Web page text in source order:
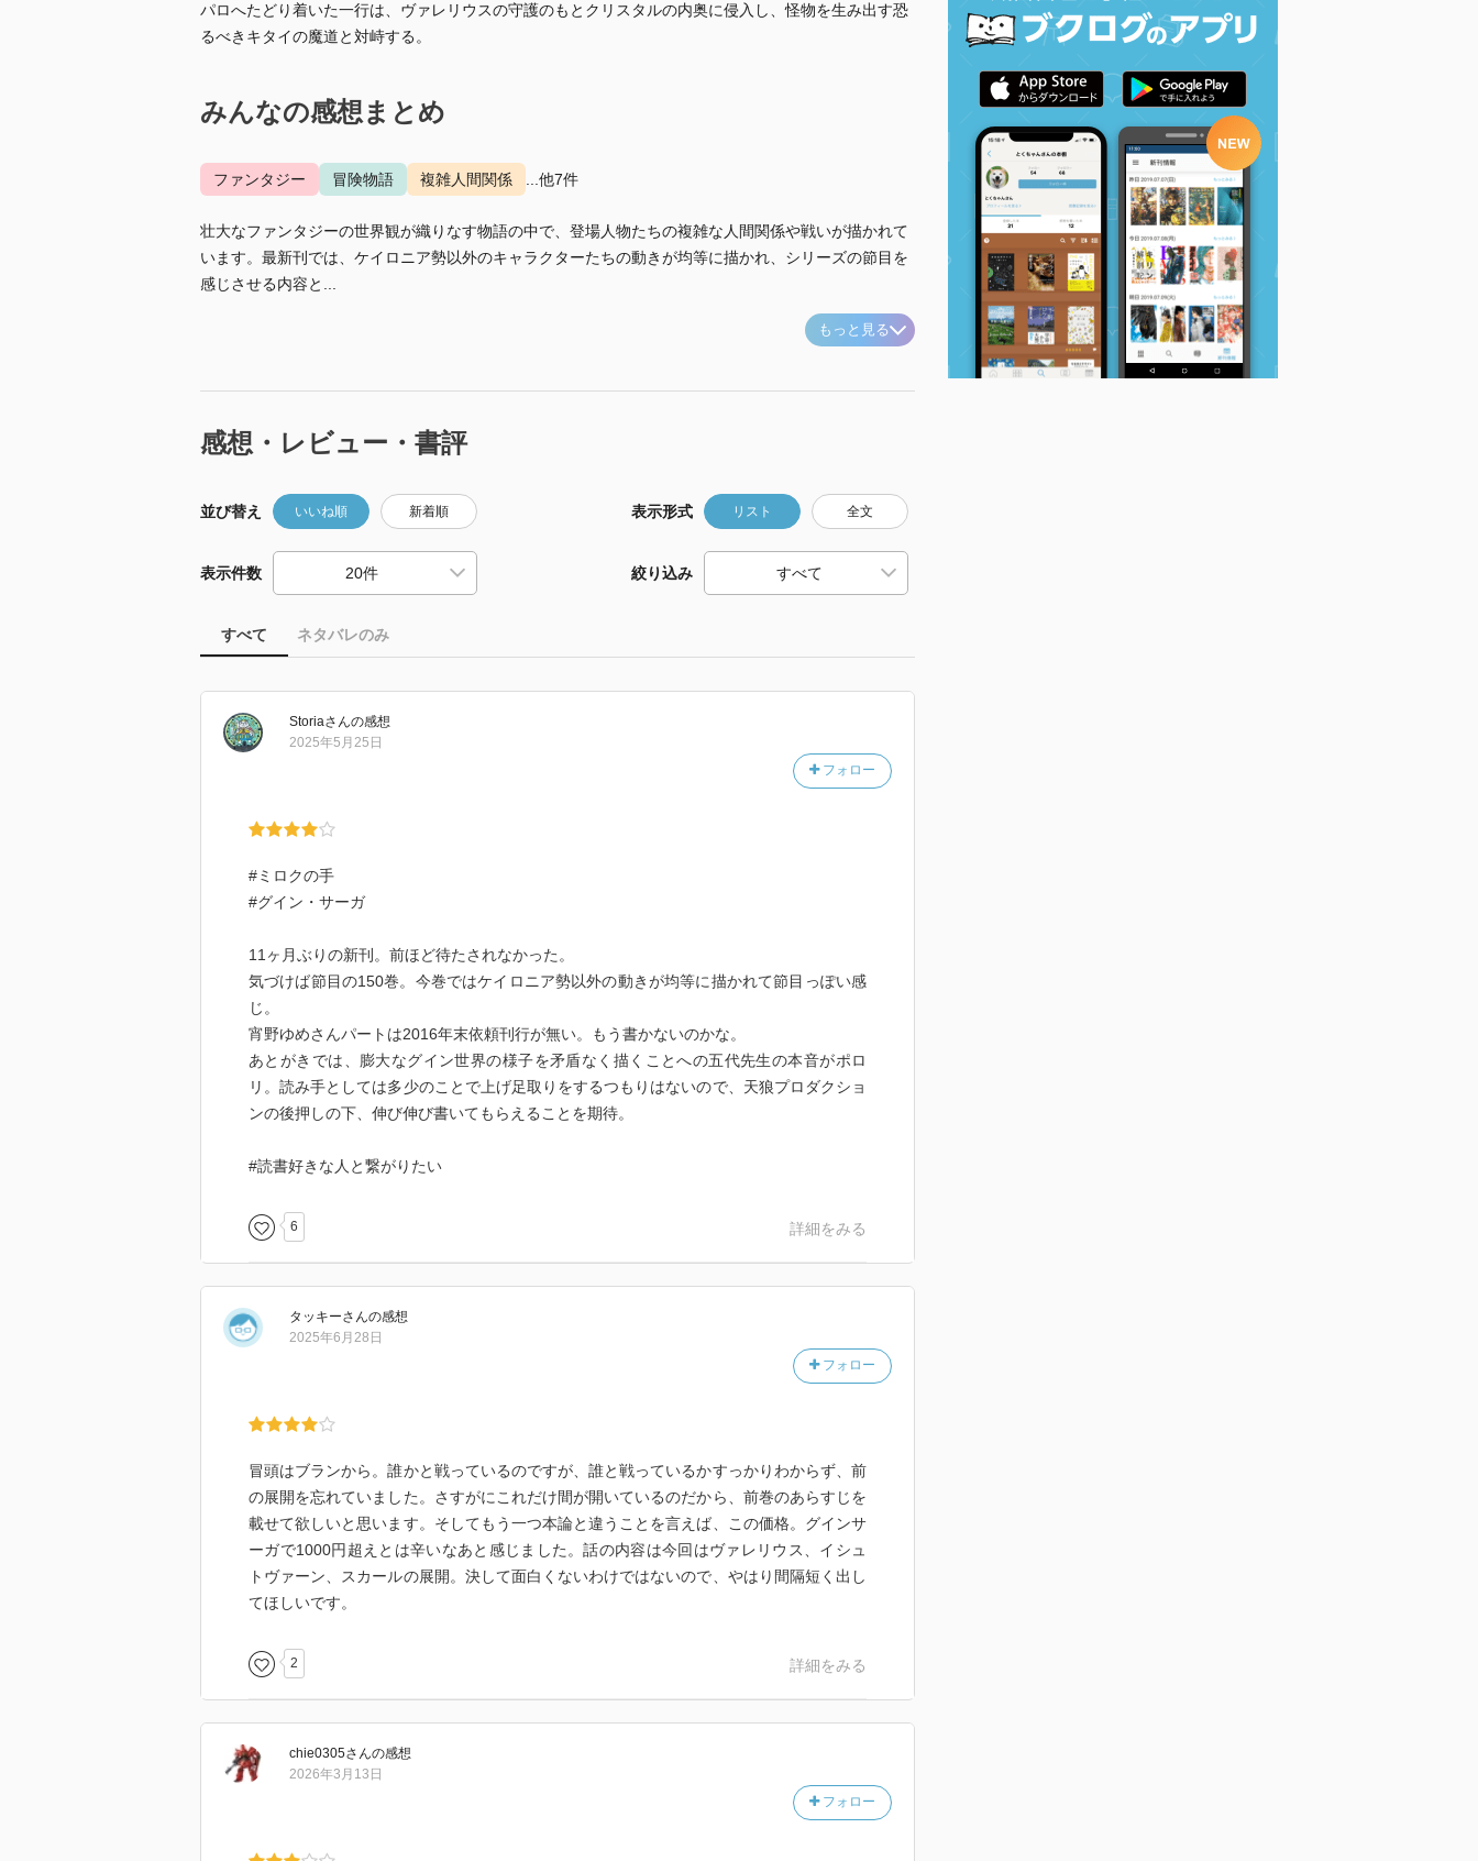
パロへたどり着いた一行は、ヴァレリウスの守護のもとクリスタルの内奥に侵入し、怪物を生み出す恐
るべきキタイの魔道と対峙する。
みんなの感想まとめ
ファンタジー 冒険物語 複雑人間関係 ...他7件
壮大なファンタジーの世界観が織りなす物語の中で、登場人物たちの複雑な人間関係や戦いが描かれて
います。最新刊では、ケイロニア勢以外のキャラクターたちの動きが均等に描かれ、シリーズの節目を
感じさせる内容と...
もっと見る
感想・レビュー・書評
並び替え いいね順 新着順 表示形式 リスト 全文
表示件数 絞り込み
すべて ネタバレのみ
Storiaさんの感想
フォロー
2025年5月25日
#ミロクの手
#グイン・サーガ
11ヶ月ぶりの新刊。前ほど待たされなかった。
気づけば節目の150巻。今巻ではケイロニア勢以外の動きが均等に描かれて節目っぽい感
じ。
宵野ゆめさんパートは2016年末依頼刊行が無い。もう書かないのかな。
あとがきでは、膨大なグイン世界の様子を矛盾なく描くことへの五代先生の本音がポロ
リ。読み手としては多少のことで上げ足取りをするつもりはないので、天狼プロダクショ
ンの後押しの下、伸び伸び書いてもらえることを期待。
#読書好きな人と繋がりたい
6 詳細をみる
タッキーさんの感想
フォロー
2025年6月28日
冒頭はブランから。誰かと戦っているのですが、誰と戦っているかすっかりわからず、前
の展開を忘れていました。さすがにこれだけ間が開いているのだから、前巻のあらすじを
載せて欲しいと思います。そしてもう一つ本論と違うことを言えば、この価格。グインサ
ーガで1000円超えとは辛いなあと感じました。話の内容は今回はヴァレリウス、イシュ
トヴァーン、スカールの展開。決して面白くないわけではないので、やはり間隔短く出し
てほしいです。
2 詳細をみる
chie0305さんの感想
フォロー
2026年3月13日